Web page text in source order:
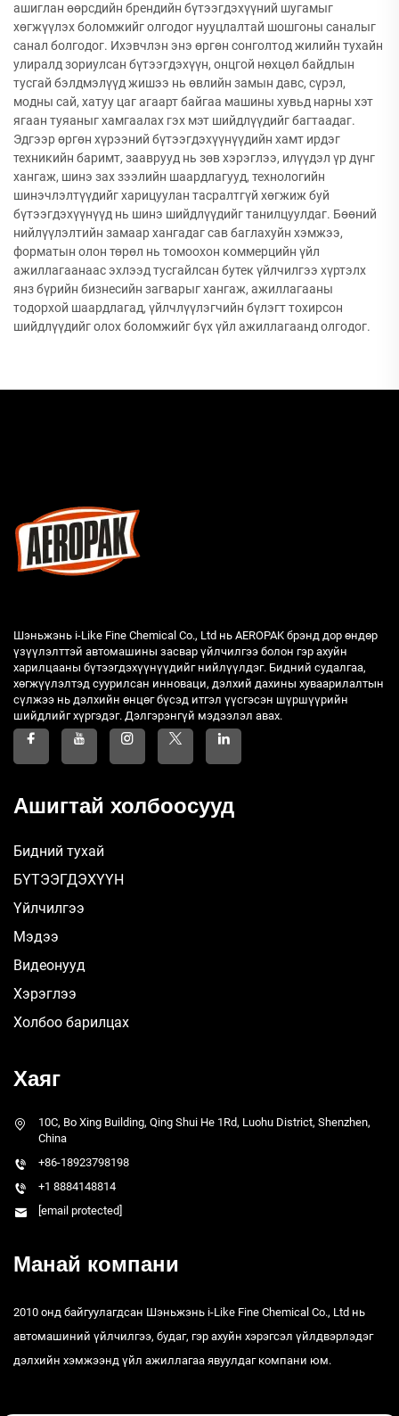
ашиглан өөрсдийн брендийн бүтээгдэхүүний шугамыг
хөгжүүлэх боломжийг олгодог нууцлалтай шошгоны саналыг
санал болгодог. Ихэвчлэн энэ өргөн сонголтод жилийн тухайн
улиралд зориулсан бүтээгдэхүүн, онцгой нөхцөл байдлын
тусгай бэлдмэлүүд жишээ нь өвлийн замын давс, сүрэл,
модны сай, хатуу цаг агаарт байгаа машины хувьд нарны хэт
ягаан туяаныг хамгаалах гэх мэт шийдлүүдийг багтаадаг.
Эдгээр өргөн хүрээний бүтээгдэхүүнүүдийн хамт ирдэг
техникийн баримт, зааврууд нь зөв хэрэглээ, илүүдэл үр дүнг
хангаж, шинэ зах зээлийн шаардлагууд, технологийн
шинэчлэлтүүдийг харицуулан тасралтгүй хөгжиж буй
бүтээгдэхүүнүүд нь шинэ шийдлүүдийг танилцуулдаг. Бөөний
нийлүүлэлтийн замаар хангадаг сав баглахуйн хэмжээ,
форматын олон төрөл нь томоохон коммерцийн үйл
ажиллагаанаас эхлээд тусгайлсан бутек үйлчилгээ хүртэлх
янз бүрийн бизнесийн загварыг хангаж, ажиллагааны
тодорхой шаардлагад, үйлчлүүлэгчийн бүлэгт тохирсон
шийдлүүдийг олох боломжийг бүх үйл ажиллагаанд олгодог.
Шэньжэнь i-Like Fine Chemical Co., Ltd нь AEROPAK брэнд дор өндөр
үзүүлэлттэй автомашины засвар үйлчилгээ болон гэр ахуйн
харилцааны бүтээгдэхүүнүүдийг нийлүүлдэг. Бидний судалгаа,
хөгжүүлэлтэд суурилсан инноваци, дэлхий дахины хуваарилалтын
сүлжээ нь дэлхийн өнцөг бүсэд итгэл үүсгэсэн шүршүүрийн
шийдлийг хүргэдэг. Дэлгэрэнгүй мэдээлэл авах.
Ашигтай холбоосууд
Бидний тухай
БҮТЭЭГДЭХҮҮН
Үйлчилгээ
Мэдээ
Видеонууд
Хэрэглээ
Холбоо барилцах
Хаяг
10C, Bo Xing Building, Qing Shui He 1Rd, Luohu District, Shenzhen,
China
+86-18923798198
+1 8884148814
[email protected]
Манай компани
2010 онд байгуулагдсан Шэньжэнь i-Like Fine Chemical Co., Ltd нь
автомашиний үйлчилгээ, будаг, гэр ахуйн хэрэгсэл үйлдвэрлэдэг
дэлхийн хэмжээнд үйл ажиллагаа явуулдаг компани юм.